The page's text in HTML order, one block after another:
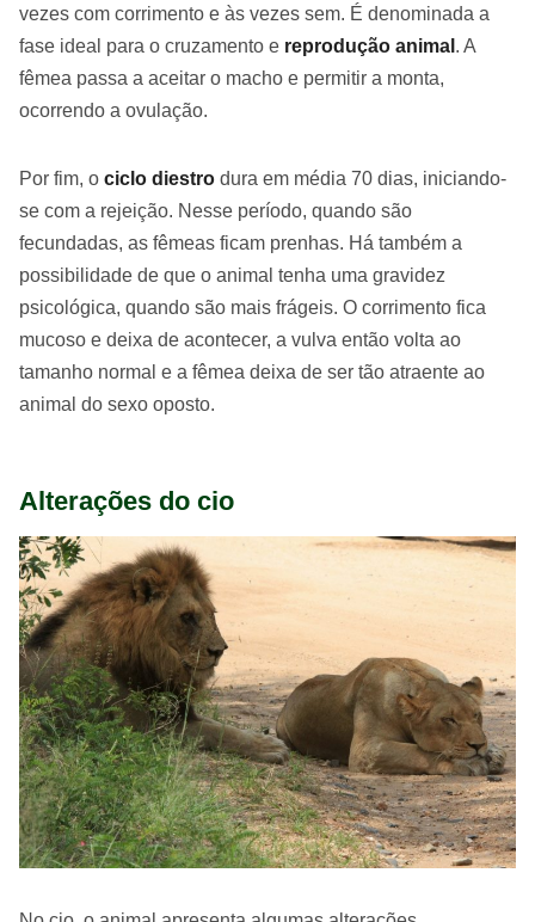
vezes com corrimento e às vezes sem. É denominada a
fase ideal para o cruzamento e reprodução animal . A
fêmea passa a aceitar o macho e permitir a monta,
ocorrendo a ovulação.
Por fim, o ciclo diestro dura em média 70 dias, iniciando-
se com a rejeição. Nesse período, quando são
fecundadas, as fêmeas ficam prenhas. Há também a
possibilidade de que o animal tenha uma gravidez
psicológica, quando são mais frágeis. O corrimento fica
mucoso e deixa de acontecer, a vulva então volta ao
tamanho normal e a fêmea deixa de ser tão atraente ao
animal do sexo oposto.
Alterações do cio